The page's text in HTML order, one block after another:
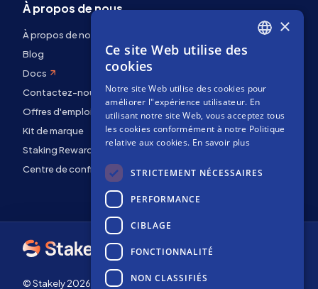
À propos de nous
À propos de nous
Blog
Docs
Contactez-nous
Offres d'emploi
Kit de marque
Staking Rewards
Centre de confidentialité
© Stakely 2026 | Stakely, S.L. | NIF B72551682
FRENCH
×
Ce site Web utilise des
cookies
Notre site Web utilise des cookies pour
améliorer l"expérience utilisateur. En
utilisant notre site Web, vous acceptez tous
les cookies conformément à notre Politique
relative aux cookies. En savoir plus
STRICTEMENT NÉCESSAIRES
PERFORMANCE
CIBLAGE
FONCTIONNALITÉ
NON CLASSIFIÉS